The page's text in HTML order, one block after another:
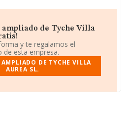
de Tyche Villa
y te regalamos el
de esta empresa.
DE TYCHE VILLA
AUREA SL.